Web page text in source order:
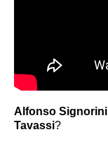
Alfonso Signorini
Tavassi?